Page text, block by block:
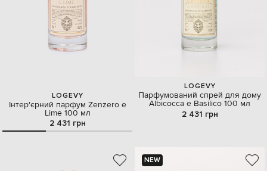
LOGEVY
Інтер'єрний парфум Zenzero e
Lime 100 мл
2 431 грн
LOGEVY
Парфумований спрей для дому
Albicocca e Basilico 100 мл
2 431 грн
NEW